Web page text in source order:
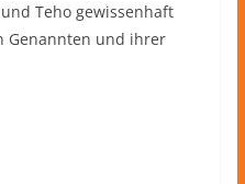
Teho gewissenhaft
Genannten und ihrer